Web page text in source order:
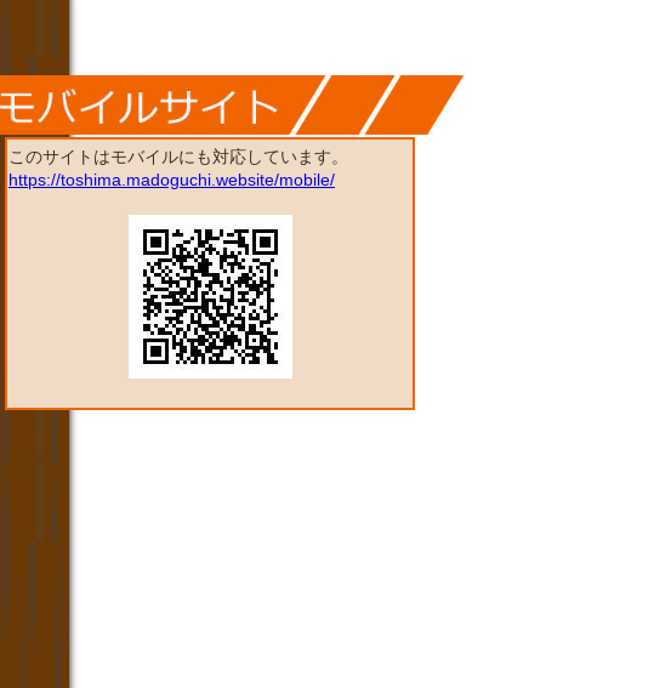
このサイトはモバイルにも対応しています。
https://toshima.madoguchi.website/mobile/